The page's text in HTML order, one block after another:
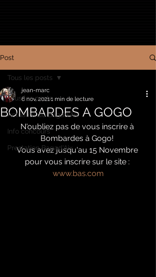
Post
Tous les posts
Actualité du Bagad'Aix
Info concours
Prestation Bagad'Aix
Tous les posts
BOMBARDES A GOGO
jean-marc
6 nov. 20211 min de lecture
N'oubliez pas de vous inscrire à
Bombardes à Gogo!
Vous avez jusqu'au 15 Novembre
pour vous inscrire sur le site :
www.bas.com